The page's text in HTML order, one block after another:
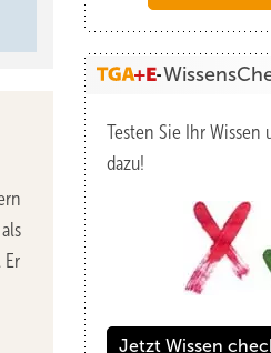
Er
Testen Sie Ihr Wissen
dazu!
Jetzt Wissen